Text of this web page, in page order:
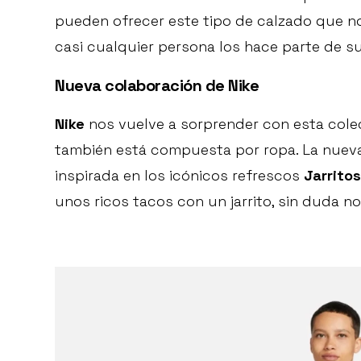
pueden ofrecer este tipo de calzado que
casi cualquier persona los hace parte de
Nueva colaboración de Nike
Nike nos vuelve a sorprender con esta
también está compuesta por ropa. La
inspirada en los icónicos refrescos
unos ricos tacos con un jarrito, sin duda